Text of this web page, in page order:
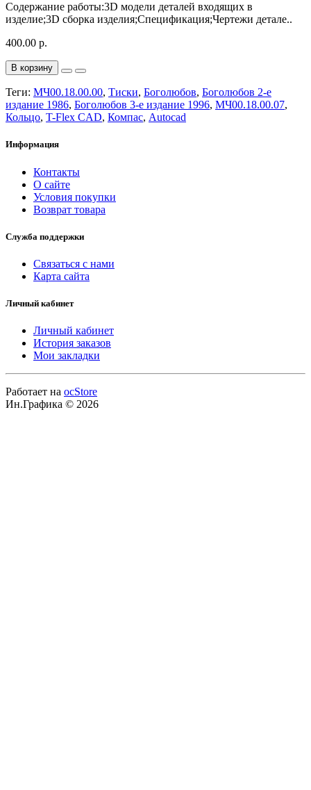
Содержание работы:3D модели деталей входящих в
изделие;3D сборка изделия;Спецификация;Чертежи детале..
400.00 р.
В корзину
Теги: МЧ00.18.00.00, Тиски, Боголюбов, Боголюбов 2-е
издание 1986, Боголюбов 3-е издание 1996, МЧ00.18.00.07,
Кольцо, T-Flex CAD, Компас, Autocad
Информация
Контакты
О сайте
Условия покупки
Возврат товара
Служба поддержки
Связаться с нами
Карта сайта
Личный кабинет
Личный кабинет
История заказов
Мои закладки
Работает на ocStore
Ин.Графика © 2026